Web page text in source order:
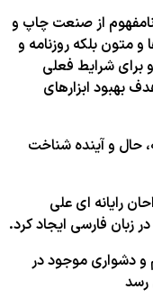
از صنعت چاپ و
متون بلکه روزنامه و
برای شرایط فعلی
بهبود ابزارهای
حال و آینده شناخت
رایانه ای علی
فارسی ایجاد کرد.
دشواری موجود در
رسد